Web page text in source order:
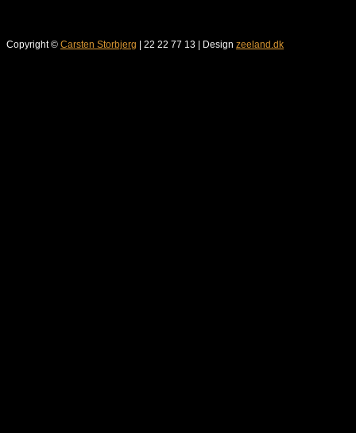
Copyright © Carsten Storbjerg | 22 22 77 13 | Design zeeland.dk